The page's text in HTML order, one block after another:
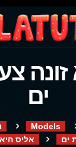
זונה
ים
Models
ים
אליס